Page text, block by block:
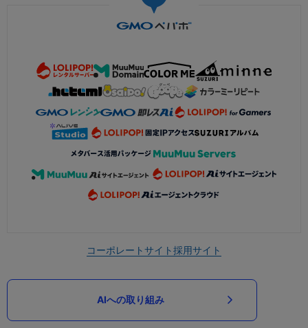
コーポレートサイト採用サイト
AIへの取り組み